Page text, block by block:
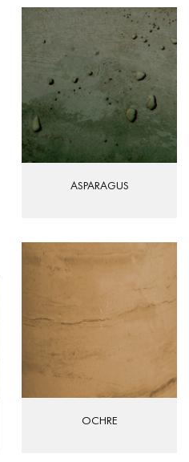
ASPARAGUS
OCHRE